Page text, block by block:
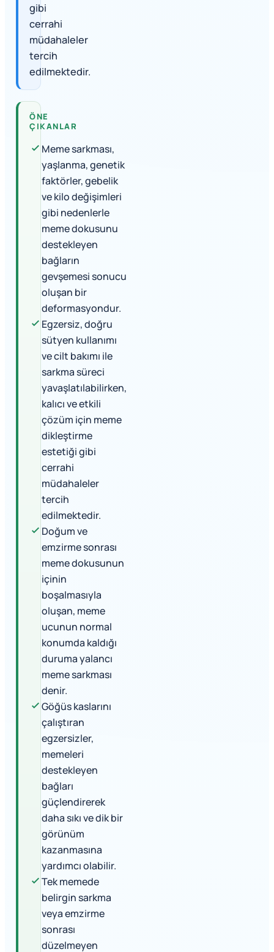
gibi
cerrahi
müdahaleler
tercih
edilmektedir.
ÖNE
ÇIKANLAR
Meme sarkması,
yaşlanma, genetik
faktörler, gebelik
ve kilo değişimleri
gibi nedenlerle
meme dokusunu
destekleyen
bağların
gevşemesi sonucu
oluşan bir
deformasyondur.
Egzersiz, doğru
sütyen kullanımı
ve cilt bakımı ile
sarkma süreci
yavaşlatılabilirken,
kalıcı ve etkili
çözüm için meme
dikleştirme
estetiği gibi
cerrahi
müdahaleler
tercih
edilmektedir.
Doğum ve
emzirme sonrası
meme dokusunun
içinin
boşalmasıyla
oluşan, meme
ucunun normal
konumda kaldığı
duruma yalancı
meme sarkması
denir.
Göğüs kaslarını
çalıştıran
egzersizler,
memeleri
destekleyen
bağları
güçlendirerek
daha sıkı ve dik bir
görünüm
kazanmasına
yardımcı olabilir.
Tek memede
belirgin sarkma
veya emzirme
sonrası
düzelmeyen